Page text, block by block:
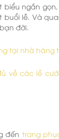
ngắn
buổi lễ. Và
đời.
tại nhà hàng
về các lễ
đến trang